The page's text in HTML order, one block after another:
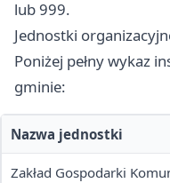
lub 999.
Jednostki
Poniżej pełny wykaz
gminie:
Nazwa jednostki
Zakład Gospodarki